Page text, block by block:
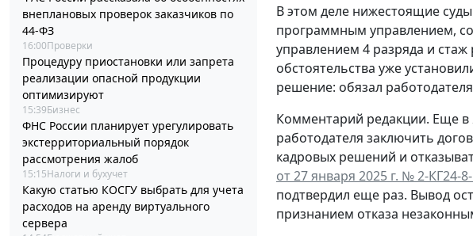
внеплановых проверок заказчиков по
44-ФЗ
16:00Проверки
Процедуру приостановки или запрета
реализации опасной продукции
оптимизируют
15:39Бизнес
ФНС России планирует урегулировать
экстерриториальный порядок
рассмотрения жалоб
15:15Налоги и бухучет
Какую статью КОСГУ выбрать для учета
расходов на аренду виртуального
сервера
В этом деле нижестоящие
программным управлением,
управлением 4 разряда и
обстоятельства уже
решение: обязал
Комментарий редакции. Еще в
работодателя заключить
кадровых решений и
от 27 января 2025 г. № 2-КГ24-
подтвердил еще раз. Вывод
признанием отказа